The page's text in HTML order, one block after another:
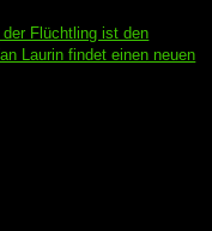
der Flüchtling ist den
Laurin findet einen neuen